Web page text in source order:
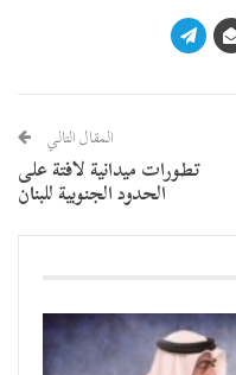
المقال التالي
تطورات ميدانية لافتة على
الحدود الجنوبية للبنان